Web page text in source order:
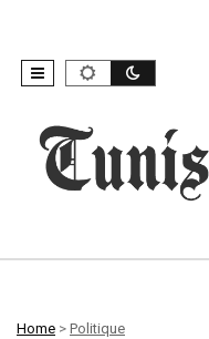
Home > Politique